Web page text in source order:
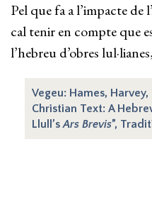
Pel que fa a l’impacte
cal tenir en compte que
l’hebreu d’obres
Vegeu: Hames,
Christian Text: A
Llull’sArs Brevis”,